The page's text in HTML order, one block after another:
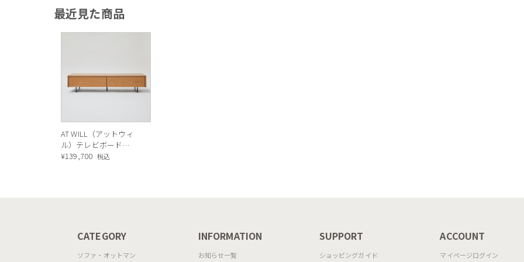
P201
最近見た商品
AT WILL（アットウィ
ル）テレビボード
（OAK）
¥139,700 税込
CATEGORY
ソファ・オットマン
INFORMATION
お知らせ一覧
SUPPORT
ショッピングガイド
ACCOUNT
マイページログイン